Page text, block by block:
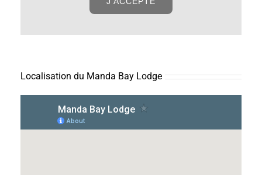
Localisation du Manda Bay Lodge